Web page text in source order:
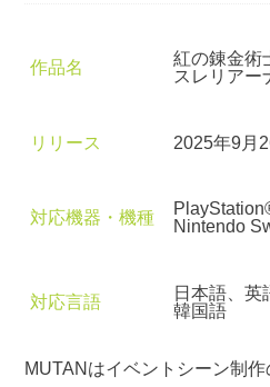
作品名
紅の錬金術
スレリアー
リリース 2025年9月
対応機器・機種
Nintendo
対応言語
日本語、英
韓国語
MUTANはイベントシーン制